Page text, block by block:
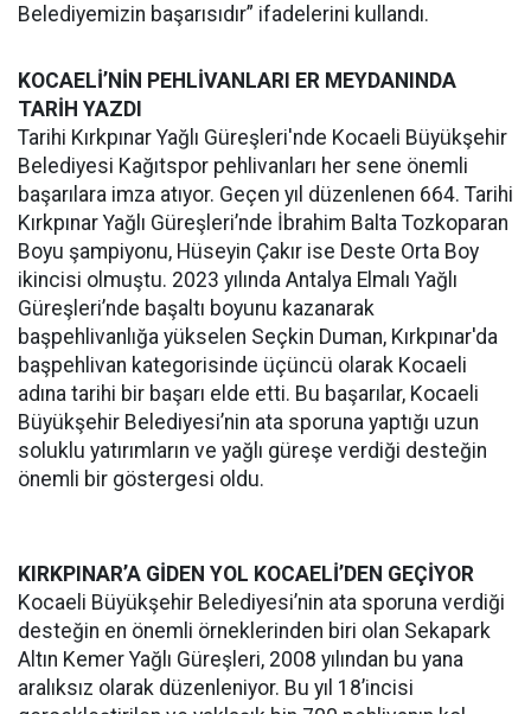
Belediyemizin başarısıdır” ifadelerini kullandı.
KOCAELİ’NİN PEHLİVANLARI ER MEYDANINDA
TARİH YAZDI
Tarihi Kırkpınar Yağlı Güreşleri'nde Kocaeli Büyükşehir
Belediyesi Kağıtspor pehlivanları her sene önemli
başarılara imza atıyor. Geçen yıl düzenlenen 664. Tarihi
Kırkpınar Yağlı Güreşleri’nde İbrahim Balta Tozkoparan
Boyu şampiyonu, Hüseyin Çakır ise Deste Orta Boy
ikincisi olmuştu. 2023 yılında Antalya Elmalı Yağlı
Güreşleri’nde başaltı boyunu kazanarak
başpehlivanlığa yükselen Seçkin Duman, Kırkpınar'da
başpehlivan kategorisinde üçüncü olarak Kocaeli
adına tarihi bir başarı elde etti. Bu başarılar, Kocaeli
Büyükşehir Belediyesi’nin ata sporuna yaptığı uzun
soluklu yatırımların ve yağlı güreşe verdiği desteğin
önemli bir göstergesi oldu.
KIRKPINAR’A GİDEN YOL KOCAELİ’DEN GEÇİYOR
Kocaeli Büyükşehir Belediyesi’nin ata sporuna verdiği
desteğin en önemli örneklerinden biri olan Sekapark
Altın Kemer Yağlı Güreşleri, 2008 yılından bu yana
aralıksız olarak düzenleniyor. Bu yıl 18’incisi